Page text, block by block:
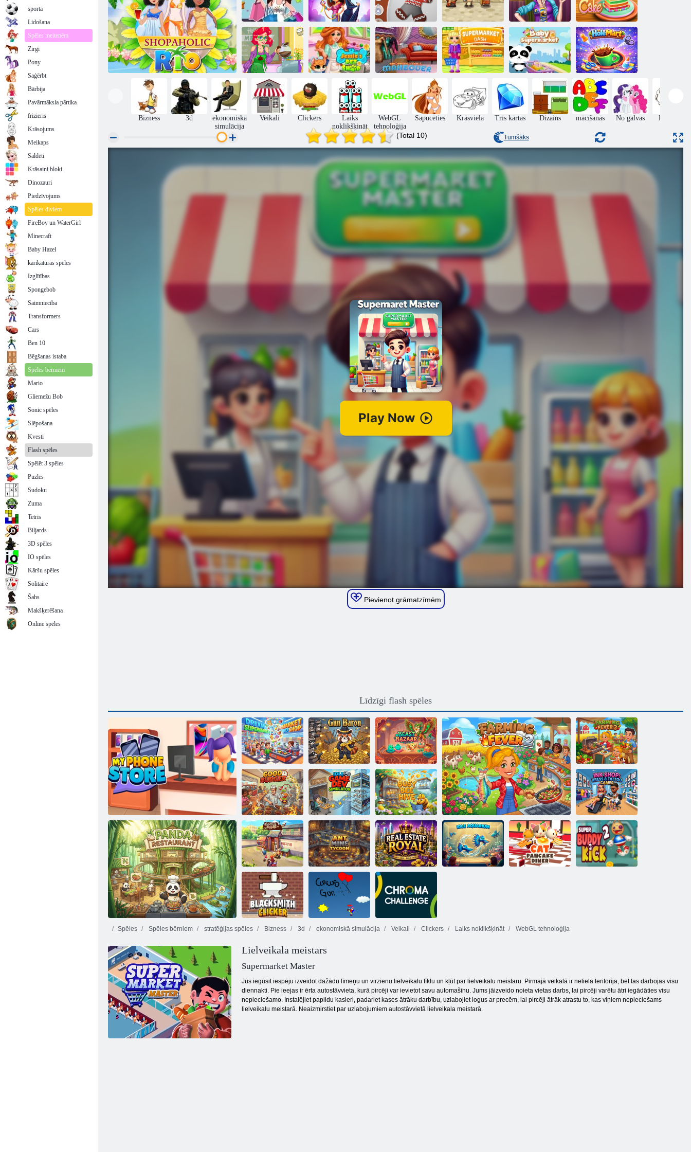
Shopaholic Rio
Iepirkšanās iela
Pasakains
Andželas modes
drudzis
Piparkūkas
Maker
Laimīgs deserts
Rich Girls Mall
iepirkšanās
Poniju pavārs
varavīksnes
kūka
Kafejnīca
Mermaid
Džesijas pet
veikals
Tirdzniecības
centra
pārveidošana
Lielveikalu
domuzīme
Mazuļu
lielveikals
HoleMart
Bizness 3d
ekonomiskā
simulācija
Veikali Clickers
Laiks
noklikšķināt
WebGL
tehnoloģija
Sapucēties Krāsviela Trīs kārtas Dizains mācīšanās No galvas Lēkšana
(Total 10) Tumšāks
Pievienot grāmatzīmēm
Līdzīgi flash spēles
Mans tālruņu veikals
Dream
Supermarket 3D
veikals
Gun Barons Zvēru tirgus
Lauksaimniecības
drudzis 3
Labs burgers
Dīkstāves spēles
izstrādātāja
simulators
Panda restorāns
Aizņemts bišu
strops
Tintes veikals:
kleitu un
tetovējumu
spēles
Tēvoča Van
laimīgā dzīve
Skudru mīnu
magnāts
Nekustamais
īpašums Royal
Kalēja Clicker Cirka pistole
Spēles Spēles bērniem stratēģijas spēles Bizness 3d ekonomiskā simulācija Veikali Clickers Laiks noklikšķināt WebGL tehnoloģija
Lielveikala meistars
Supermarket Master
Jūs iegūsit iespēju izveidot dažādu līmeņu un virzienu lielveikalu tīklu un kļūt par lielveikalu meistaru. Pirmajā veikalā ir neliela teritorija, bet tas darbojas visu
diennakti. Pie ieejas ir ērta autostāvvieta, kurā pircēji var ievietot savu automašīnu. Jums jāizveido noieta vietas darbs, lai pircēji varētu ātri iegādāties visu
nepieciešamo. Instalējiet papildu kasieri, padariet kases ātrāku darbību, uzlabojiet logus ar precēm, lai pircēji ātrāk atrastu to, kas viņiem nepieciešams
lielveikalu meistarā. Neaizmirstiet par uzlabojumiem autostāvvietā lielveikala meistarā.
sporta
Lidošana
Spēles meitenēm
Zirgi
Pony
Saģērbt
Bārbija
Pavārmāksla pārtika
frizieris
Krāsojums
Meikaps
Saldēti
Krāsaini bloki
Dinozauri
Piedzīvojums
Spēles diviem
FireBoy un WaterGirl
Minecraft
Baby Hazel
karikatūras spēles
Izglītības
Spongebob
Saimniecība
Transformers
Cars
Ben 10
Bēgšanas istaba
Spēles bērniem
Mario
Gliemežu Bob
Sonic spēles
Slēpošana
Kvesti
Flash spēles
Spēlēt 3 spēles
Puzles
Sudoku
Zuma
Tetris
Biljards
3D spēles
IO spēles
Kāršu spēles
Solitaire
Šahs
Makšķerēšana
Online spēles